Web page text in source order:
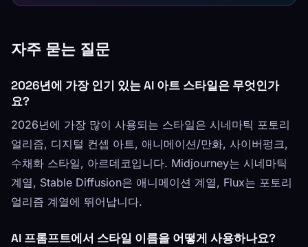
자주 묻는 질문
2026년에 가장 인기 있는 AI 아트 스타일은 무엇인가
요?
2026년에 가장 많이 사용되는 스타일은 시네마틱 포토리
얼리즘, 디지털 컨셉 아트, 애니메이션/만화, 사이버펑크,
수채화 스타일, 아르데코입니다. Midjourney는 시네마틱
계열, Stable Diffusion은 애니메이션 계열, Flux는 포토리
얼리즘 계열에 뛰어납니다.
AI 프롬프트에서 스타일 이름을 어떻게 사용하나요?